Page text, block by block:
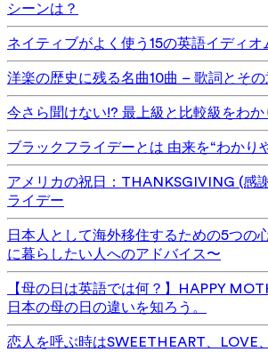
シーンは？
ネイティブがよく使う15の英語イディオ
洋楽の歴史に残る名曲10曲 – 歌詞とそ
今さら聞けない!? 最上級と比較級をわ
ブラックフライデーとは 由来を“わかり
アメリカの祝日：THANKSGIVING (感
ライデー
日本人として海外移住するための5つの
に暮らしたい人へのアドバイス〜
【母の日は英語では何？】HAPPY
日本の母の日の違いを知ろう。
恋人を呼ぶ時はSWEETHEART、LOVE